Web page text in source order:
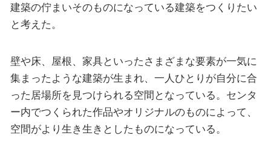
建築の佇まいそのものになっている建築をつくりたい
と考えた。
壁や床、屋根、家具といったさまざまな要素が一気に
集まったような建築が生まれ、一人ひとりが自分に合
った居場所を見つけられる空間となっている。センタ
ー内でつくられた作品やオリジナルのものによって、
空間がより生き生きとしたものになっている。